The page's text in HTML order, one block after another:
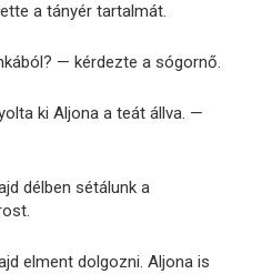
a tányér tartalmát.
— kérdezte a sógornő.
ki Aljona a teát állva. —
délben sétálunk a
elment dolgozni. Aljona is